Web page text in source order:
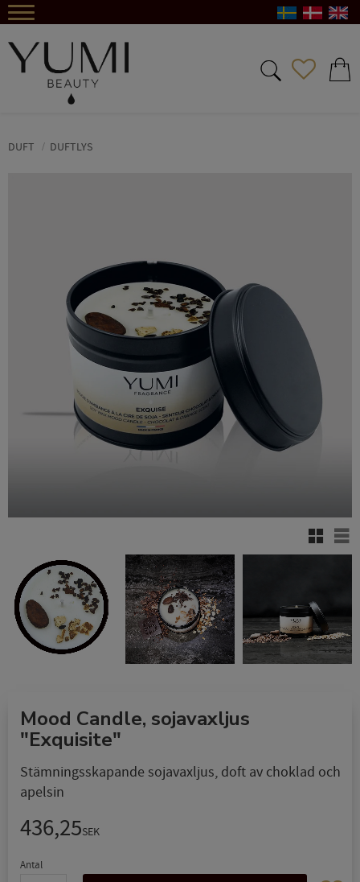
DUFT DUFTLYS
Rutenett
Mood Candle, sojavaxljus
"Exquisite"
Stämningsskapande sojavaxljus, doft av choklad och
apelsin
436,25SEK
Antal